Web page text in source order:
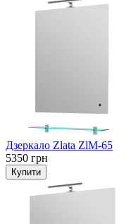
Дзеркало Zlata ZlM-65
5350 грн